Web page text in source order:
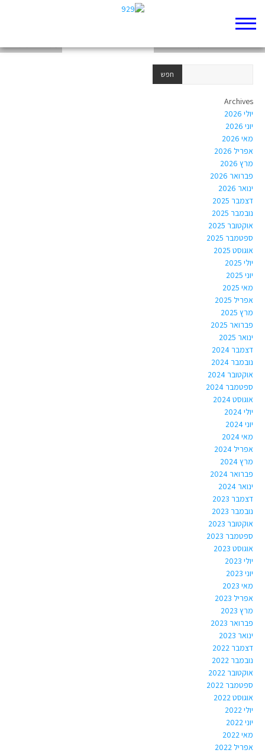
Archives
יולי 2026
יוני 2026
מאי 2026
אפריל 2026
מרץ 2026
פברואר 2026
ינואר 2026
דצמבר 2025
נובמבר 2025
אוקטובר 2025
ספטמבר 2025
אוגוסט 2025
יולי 2025
יוני 2025
מאי 2025
אפריל 2025
מרץ 2025
פברואר 2025
ינואר 2025
דצמבר 2024
נובמבר 2024
אוקטובר 2024
ספטמבר 2024
אוגוסט 2024
יולי 2024
יוני 2024
מאי 2024
אפריל 2024
מרץ 2024
פברואר 2024
ינואר 2024
דצמבר 2023
נובמבר 2023
אוקטובר 2023
ספטמבר 2023
אוגוסט 2023
יולי 2023
יוני 2023
מאי 2023
אפריל 2023
מרץ 2023
פברואר 2023
ינואר 2023
דצמבר 2022
נובמבר 2022
אוקטובר 2022
ספטמבר 2022
אוגוסט 2022
יולי 2022
יוני 2022
מאי 2022
אפריל 2022